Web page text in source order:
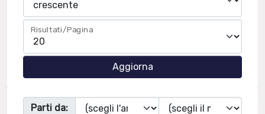
Risultati/Pagina
Parti da: